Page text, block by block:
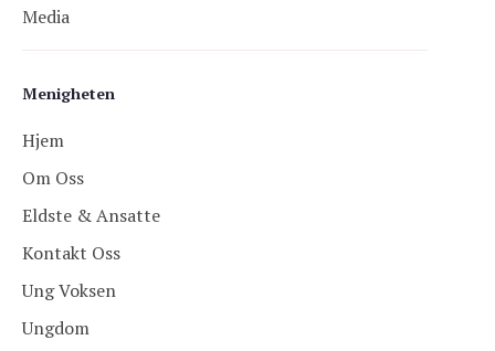
Menigheten
Hjem
Om Oss
Eldste & Ansatte
Kontakt Oss
Ung Voksen
Ungdom
Media